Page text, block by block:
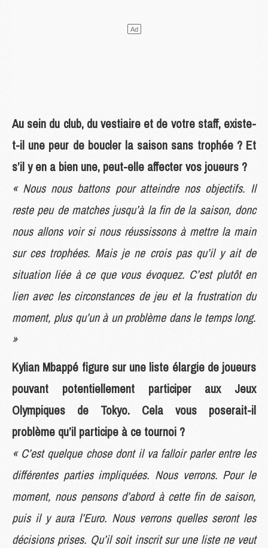
Au sein du club, du vestiaire et de votre staff, existe-
t-il une peur de boucler la saison sans trophée ? Et
s’il y en a bien une, peut-elle affecter vos joueurs ?
« Nous nous battons pour atteindre nos objectifs. Il
reste peu de matches jusqu’à la fin de la saison, donc
nous allons voir si nous réussissons à mettre la main
sur ces trophées. Mais je ne crois pas qu’il y ait de
situation liée à ce que vous évoquez. C’est plutôt en
lien avec les circonstances de jeu et la frustration du
moment, plus qu’un à un problème dans le temps long.
»
Kylian Mbappé figure sur une liste élargie de joueurs
pouvant potentiellement participer aux Jeux
Olympiques de Tokyo. Cela vous poserait-il
problème qu’il participe à ce tournoi ?
« C’est quelque chose dont il va falloir parler entre les
différentes parties impliquées. Nous verrons. Pour le
moment, nous pensons d’abord à cette fin de saison,
puis il y aura l’Euro. Nous verrons quelles seront les
décisions prises. Qu’il soit inscrit sur une liste ne veut